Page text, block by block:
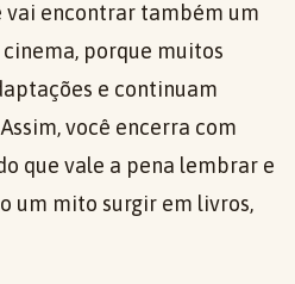
vai encontrar também um
porque muitos
e continuam
você encerra com
que vale a pena lembrar e
um mito surgir em livros,